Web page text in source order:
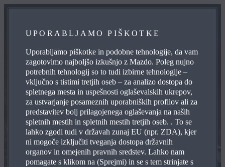
UPORABLJAMO PIŠKOTKE
Uporabljamo piškotke in podobne tehnologije, da vam
zagotovimo najboljšo izkušnjo z Mazdo. Poleg nujno
potrebnih tehnologij so to tudi izbirne tehnologije –
vključno s tistimi tretjih oseb – za analizo dostopa do
spletnega mesta in uspešnosti oglaševalskih ukrepov,
za ustvarjanje posameznih uporabniških profilov ali za
predstavitev bolj prilagojenega oglaševanja na naših
spletnih mestih in spletnih mestih tretjih oseb. . To se
lahko zgodi tudi v državah zunaj EU (npr. ZDA), kjer
ni mogoče izključiti tveganja dostopa državnih
organov in omejenih pravnih sredstev. Lahko nam
pomagate s klikom na (Sprejmi) in se s tem strinjate s